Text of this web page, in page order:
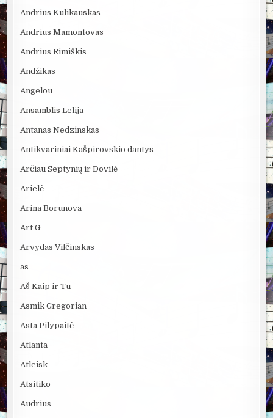
Andrius Kulikauskas
Andrius Mamontovas
Andrius Rimiškis
Andžikas
Angelou
Ansamblis Lelija
Antanas Nedzinskas
Antikvariniai Kašpirovskio dantys
Arčiau Septynių ir Dovilė
Arielė
Arina Borunova
Art G
Arvydas Vilčinskas
as
Aš Kaip ir Tu
Asmik Gregorian
Asta Pilypaitė
Atlanta
Atleisk
Atsitiko
Audrius